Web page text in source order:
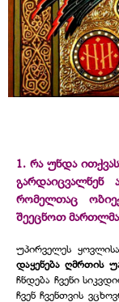
1. რა უნდა
გარდაიცვალნენ
რომელთაც
შეეცნოთ
უპირველეს
დაყენება ღმრთის
ჩნდება ჩვენი
ჩვენ ჩვენთვის